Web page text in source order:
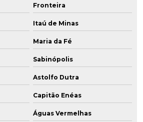
Fronteira
Itaú de Minas
Maria da Fé
Sabinópolis
Astolfo Dutra
Capitão Enéas
Águas Vermelhas